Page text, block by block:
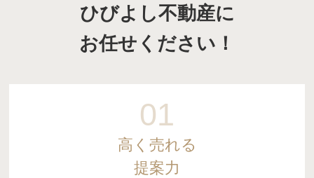
ひびよし不動産に
お任せください！
01
高く売れる
提案力